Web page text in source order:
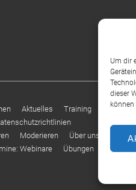
Um dir
dieser
Aktuelles
Training
Moderieren
Über uns –
Webinare
Übungen